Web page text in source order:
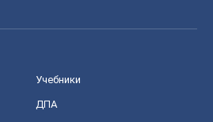
Учебники
ДПА